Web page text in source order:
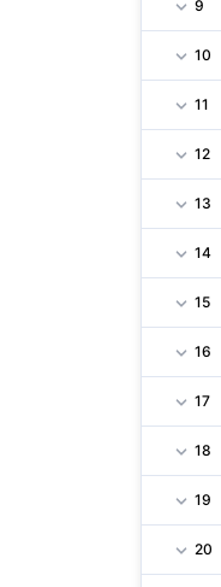
9
10
11
12
13
14
15
16
17
18
19
20